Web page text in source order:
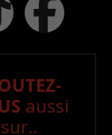
aussi
sur..